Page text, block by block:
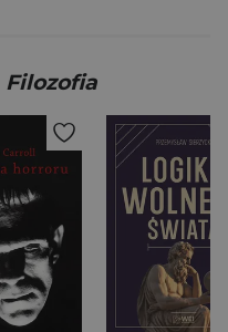
Filozofia